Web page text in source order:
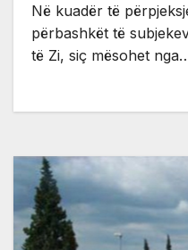
Në kuadër të
përbashkët të
të Zi, siç mësohet